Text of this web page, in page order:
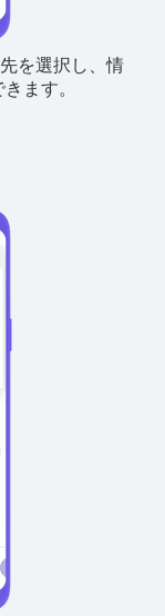
を選択し、情
ます。